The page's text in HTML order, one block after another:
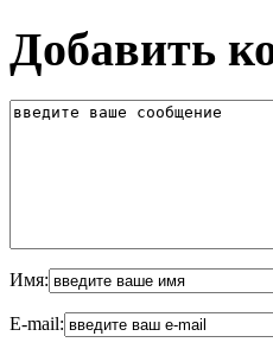
Добавить
Имя:
E-mail: